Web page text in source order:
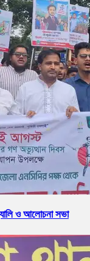
ও আলোচনা সভা